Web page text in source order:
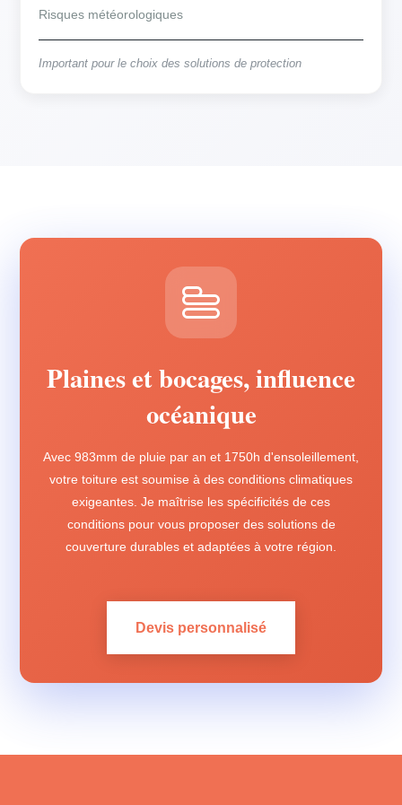
Risques météorologiques
Important pour le choix des solutions de protection
Plaines et bocages, influence
océanique
Avec 983mm de pluie par an et 1750h d'ensoleillement,
votre toiture est soumise à des conditions climatiques
exigeantes. Je maîtrise les spécificités de ces
conditions pour vous proposer des solutions de
couverture durables et adaptées à votre région.
Devis personnalisé